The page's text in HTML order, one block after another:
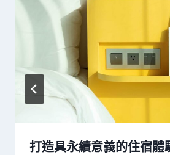
打造具永續意義的住宿體